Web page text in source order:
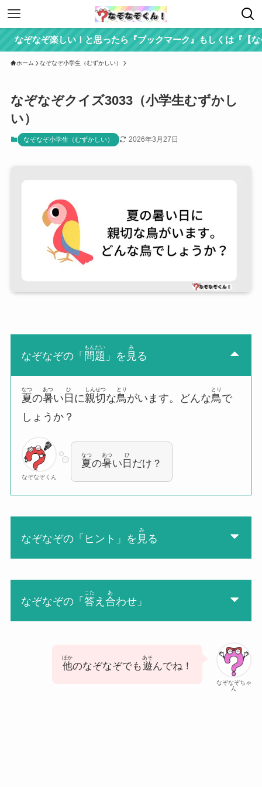
ぞなぞ楽しい！と思ったら『ブックマーク』もしくは『【なぞ
ホーム なぞなぞ小学生（むずかしい）
なぞなぞクイズ3033（小学生むずかし
い）
なぞなぞ小学生（むずかしい） 2026年3月27日
なぞなぞの「 問題
もんだい
」を 見
み
る
夏
なつ
の暑
あつ
い 日
ひ
に親切
しんせつ
な鳥
とり
がいます。どんな鳥
とり
で
しょうか？
なぞなぞくん
夏
なつ
の暑
あつ
い 日
ひ
だけ？
なぞなぞの「ヒント」を 見
み
る
なぞなぞの「 答
こた
え 合
あ
わせ」
なぞなぞちゃ
ん
他
ほか
のなぞなぞでも遊
あそ
んでね！